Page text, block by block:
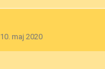
10. maj 2020